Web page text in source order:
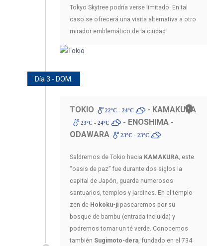
Tokyo Skytree podría verse limitado. En tal
caso se ofrecerá una visita alternativa a otro
mirador emblemático de la ciudad.
Día 3 - DOM.
TOKIO 22ºC - 24ºC - KAMAKURA
23ºC - 24ºC
- ENOSHIMA -
ODAWARA
23ºC - 23ºC
Saldremos de Tokio hacia KAMAKURA, este
“oasis de paz” fue durante dos siglos la
capital de Japón, guarda numerosos
santuarios, templos y jardines. En el templo
zen de Hokoku-ji pasearemos por su
bosque de bambu (entrada incluida) y
podremos tomar un té verde. Conocemos
también Sugimoto-dera, fundado en el 734